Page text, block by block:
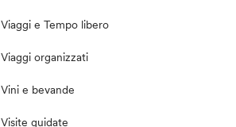
Viaggi e Tempo libero
Viaggi organizzati
Vini e bevande
Visite guidate